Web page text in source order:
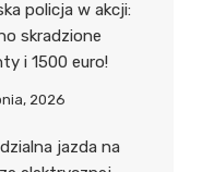
policja w akcji:
skradzione
i 1500 euro!
2026
jazda na